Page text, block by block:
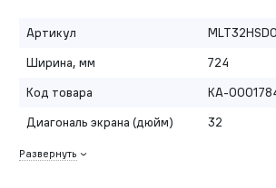
Артикул
Ширина, мм
724
Код товара
КА-
Диагональ экрана (дюйм)
32
Развернуть